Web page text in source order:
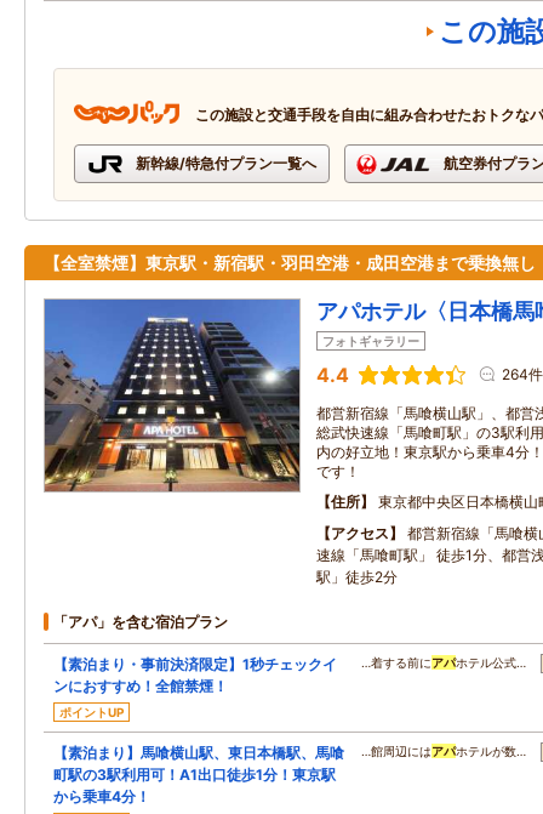
この施
この施設と交通手段を自由に組み合わせたおトクな
新幹線/特急付プラン一覧へ 航空券付プラ
【全室禁煙】東京駅・新宿駅・羽田空港・成田空港まで乗換無し
アパホテル〈日本橋馬
フォトギャラリー
4.4 264件
都営新宿線「馬喰横山駅」、都営
総武快速線「馬喰町駅」の3駅利
内の好立地！東京駅から乗車4分
です！
住所
東京都中央区日本橋横山
アクセス
都営新宿線「馬喰
速線「馬喰町駅」 徒歩1分、都営
駅」徒歩2分
「アパ」を含む宿泊プラン
【素泊まり・事前決済限定】1秒チェックイ
ンにおすすめ！全館禁煙！
ポイントUP
…着する前にアパホテル公式…
【素泊まり】馬喰横山駅、東日本橋駅、馬喰
町駅の3駅利用可！A1出口徒歩1分！東京駅
から乗車4分！
…館周辺にはアパホテルが数…